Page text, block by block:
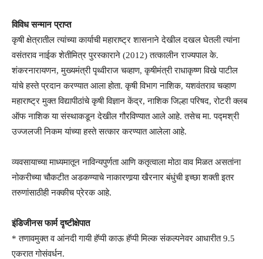
विविध सन्मान प्राप्त
कृषी क्षेत्रातील त्यांच्या कार्याची महाराष्ट्र शासनाने देखील दखल घेतली त्यांना
वसंतराव नाईक शेतीमित्र पुरस्काराने (2012) तत्कालीन राज्यपाल के.
शंकरनारायणन, मुख्यमंत्री पृथ्वीराज चव्हाण, कृषीमंत्री राधाकृष्ण विखे पाटील
यांचे हस्ते प्रदान करण्यात आला होता. कृषी विभाग नाशिक, यशवंतराव चव्हाण
महाराष्ट्र मुक्त विद्यापीठांचे कृषी विज्ञान केंद्र, नाशिक जिल्हा परिषद, रोटरी क्लब
ऑफ नाशिक या संस्थाकडून देखील गौरविण्यात आले आहे. तसेच मा. पद्मश्री
उज्जलजी निकम यांच्या हस्ते सत्कार करण्यात आलेला आहे.
व्यवसायाच्या माध्यमातून नाविन्यपुर्णता आणि कतृत्वाला मोठा वाव मिळत असतांना
नोकरीच्या चौकटीत अडकण्याचे नाकारणार्‍या खैरनार बंधुंची इच्छा शक्ती इतर
तरुणांसाठीही नक्कीच प्रेरक आहे.
इंडिजीनस फार्म दृष्टीक्षेपात
* तणावमुक्त व आंनदी गायी हॅप्पी काऊ हॅप्पी मिल्क संकल्पनेवर आधारीत 9.5
एकरात गोसंवर्धन.